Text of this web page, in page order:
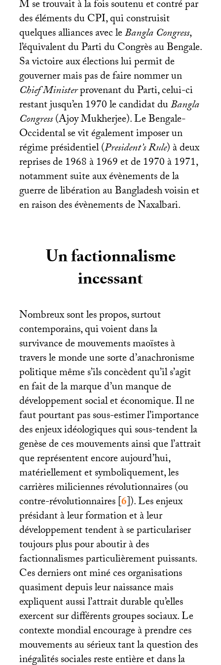
M se trouvait à la fois soutenu et contré par
des éléments duCPI, qui construisit
quelques alliances avec leBangla Congress,
l’équivalent du Parti du Congrès au Bengale.
Sa victoire aux élections lui permit de
gouverner mais pas de faire nommer un
Chief Ministerprovenant du Parti, celui-ci
restant jusqu’en 1970 le candidat duBangla
Congress(Ajoy Mukherjee). Le Bengale-
Occidental se vit également imposer un
régime présidentiel (President’s Rule) à deux
reprises de 1968 à 1969 et de 1970 à 1971,
notamment suite aux évènements de la
guerre de libération au Bangladesh voisin et
en raison des évènements de Naxalbari.
Un factionnalisme
incessant
Nombreux sont les propos, surtout
contemporains, qui voient dans la
survivance de mouvements maoïstes à
travers le monde une sorte d’anachronisme
politique même s’ils concèdent qu’il s’agit
en fait de la marque d’un manque de
développement social et économique. Il ne
faut pourtant pas sous-estimer l’importance
des enjeux idéologiques qui sous-tendent la
genèse de ces mouvements ainsi que l’attrait
que représentent encore aujourd’hui,
matériellement et symboliquement, les
carrières miliciennes révolutionnaires (ou
contre-révolutionnaires[6]). Les enjeux
présidant à leur formation et à leur
développement tendent à se particulariser
toujours plus pour aboutir à des
factionnalismes particulièrement puissants.
Ces derniers ont miné ces organisations
quasiment depuis leur naissance mais
expliquent aussi l’attrait durable qu’elles
exercent sur différents groupes sociaux. Le
contexte mondial encourage à prendre ces
mouvements au sérieux tant la question des
inégalités sociales reste entière et dans la